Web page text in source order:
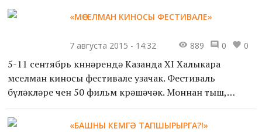
«МӨСЕЛМАН КИНОСЫ ФЕСТИВАЛЕ»
7 августа 2015 - 14:32 889 0 0
5-11 сентябрь көннәрендә Казанда XI Халыкара
мөселман киносы фестивале узачак. Фестиваль
бүләкләре өчен 50 фильм көрәшәчәк. Моннан тыш,
ләкин бик кызыклы к...«БАШНЫ КЕМГӘ ТАПШЫРЫРГА?!»